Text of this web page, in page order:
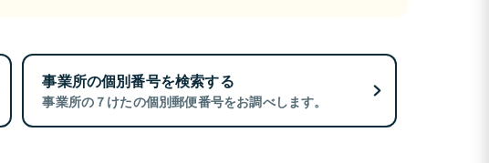
事業所の個別番号を検索する
事業所の７けたの個別郵便番号をお調べします。